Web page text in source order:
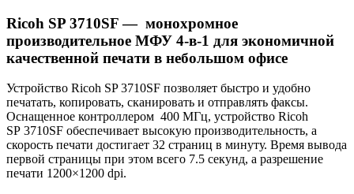
Ricoh SP 3710SF — монохромное
производительное МФУ 4-в-1 для экономичной
качественной печати в небольшом офисе
Устройство Ricoh SP 3710SF позволяет быстро и удобно
печатать, копировать, сканировать и отправлять факсы.
Оснащенное контроллером 400 МГц, устройство Ricoh
SP 3710SF обеспечивает высокую производительность, а
скорость печати достигает 32 страниц в минуту. Время вывода
первой страницы при этом всего 7.5 секунд, а разрешение
печати 1200×1200 dpi.